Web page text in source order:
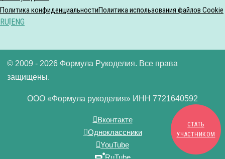
СТАТЬ
УЧАСТНИКОМ
Политика конфиденциальностиПолитика использования файлов Cookie
RU ENG
© 2009 - 2026 Формула Рукоделия. Все права
защищены.
ООО «Формула рукоделия» ИНН 7721640592
Вконтакте
Одноклассники
YouTube
RuTube